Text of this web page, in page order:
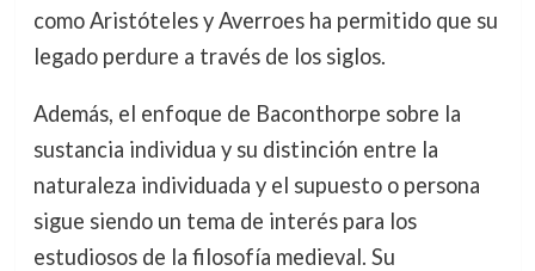
como Aristóteles y Averroes ha permitido que su
legado perdure a través de los siglos.
Además, el enfoque de Baconthorpe sobre la
sustancia individua y su distinción entre la
naturaleza individuada y el supuesto o persona
sigue siendo un tema de interés para los
estudiosos de la filosofía medieval. Su